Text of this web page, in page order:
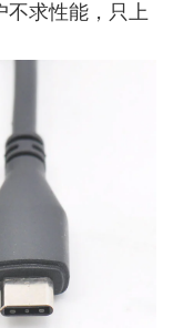
求性能，只上